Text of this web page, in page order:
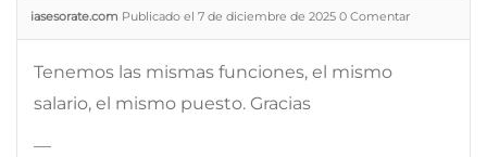
iasesorate.com Publicado el 7 de diciembre de 2025 0 Comentar
Tenemos las mismas funciones, el mismo
salario, el mismo puesto. Gracias
—